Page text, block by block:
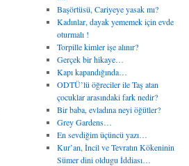
Başörtüsü, Cariyeye yasak mı?
Kadınlar, dayak yememek için evde
oturmalı !
Torpille kimler işe alınır?
Gerçek bir hikaye…
Kapı kapandığında…
ODTÜ’lü öğreciler ile Taş atan
çocuklar arasındaki fark nedir?
Bir baba, evladına neyi öğütler?
Grey Gardens…
En sevdiğim üçüncü yazı…
Kur’an, İncil ve Tevratın Kökeninin
Sümer dini oldugu İddiası…